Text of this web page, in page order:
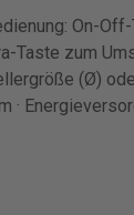
On-
zum
(Ø)
·